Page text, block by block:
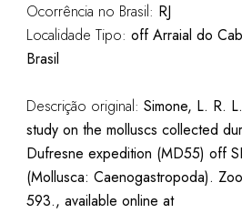
Ocorrência no Brasil: RJ
Localidade Tipo: off Arraial do
Brasil
Descrição original: Simone, L. R.
study on the molluscs collected
Dufresne expedition (MD55) off
(Mollusca: Caenogastropoda).
593., available online at